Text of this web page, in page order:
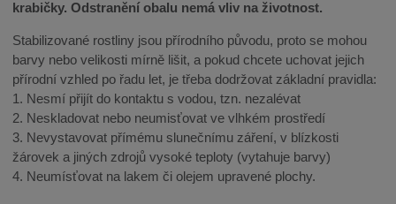
krabičky. Odstranění obalu nemá vliv na životnost.
Stabilizované rostliny jsou přírodního původu, proto se mohou
barvy nebo velikosti mírně lišit, a pokud chcete uchovat jejich
přírodní vzhled po řadu let, je třeba dodržovat základní pravidla:
1. Nesmí přijít do kontaktu s vodou, tzn. nezalévat
2. Neskladovat nebo neumisťovat ve vlhkém prostředí
3. Nevystavovat přímému slunečnímu záření, v blízkosti
žárovek a jiných zdrojů vysoké teploty (vytahuje barvy)
4. Neumísťovat na lakem či olejem upravené plochy.